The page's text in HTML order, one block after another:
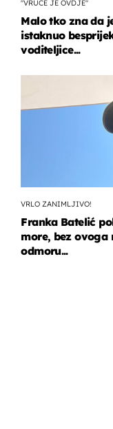
"VRUĆE JE OVDJE"
Malo tko zna da
istaknuo
voditeljice...
VRLO ZANIMLJIVO!
Franka Batelić
more, bez ovoga
odmoru...